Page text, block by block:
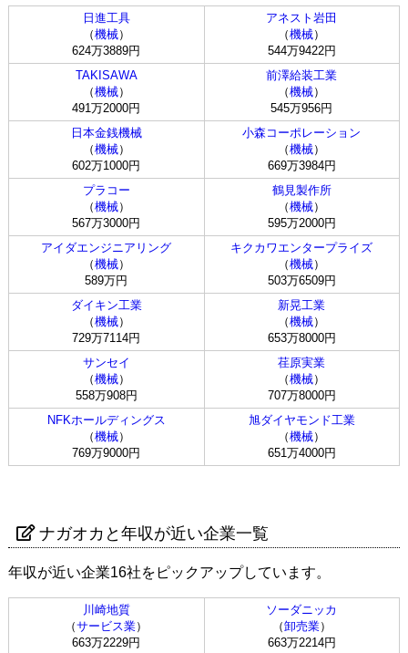
日進工具
（機械）
624万3889円
アネスト岩田
（機械）
544万9422円
TAKISAWA
（機械）
491万2000円
前澤給装工業
（機械）
545万956円
日本金銭機械
（機械）
602万1000円
小森コーポレーション
（機械）
669万3984円
プラコー
（機械）
567万3000円
鶴見製作所
（機械）
595万2000円
アイダエンジニアリング
（機械）
589万円
キクカワエンタープライズ
（機械）
503万6509円
ダイキン工業
（機械）
729万7114円
新晃工業
（機械）
653万8000円
サンセイ
（機械）
558万908円
荏原実業
（機械）
707万8000円
NFKホールディングス
（機械）
769万9000円
旭ダイヤモンド工業
（機械）
651万4000円
ナガオカと年収が近い企業一覧
年収が近い企業16社をピックアップしています。
川崎地質
（サービス業）
663万2229円
ソーダニッカ
（卸売業）
663万2214円